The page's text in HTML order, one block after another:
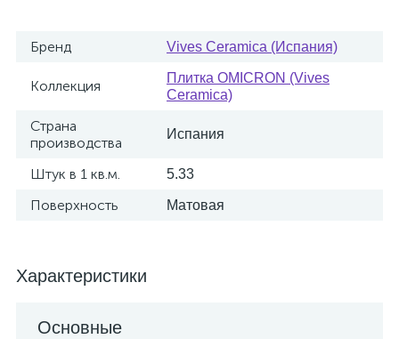
Бренд Vives Ceramica (Испания)
Коллекция
Плитка OMICRON (Vives
Ceramica)
Страна
производства
Испания
Штук в 1 кв.м. 5.33
Поверхность Матовая
Характеристики
Основные